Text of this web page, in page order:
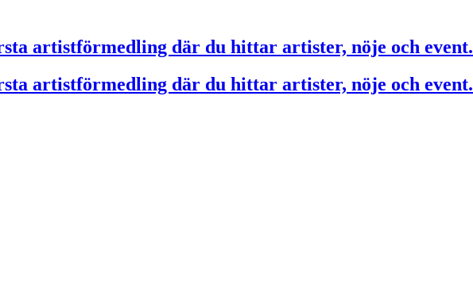
artistförmedling där du hittar artister, nöje och event.
artistförmedling där du hittar artister, nöje och event.